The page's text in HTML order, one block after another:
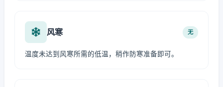
风寒 无
温度未达到风寒所需的低温，稍作防寒准备即可。